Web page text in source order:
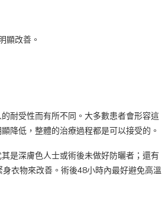
顯改善。
耐受性而有所不同。大多數患者會形容這
降低，整體的治療過程都是可以接受的。
是深膚色人士或術後未做好防曬者；還有
衣物來改善。術後48小時內最好避免高溫